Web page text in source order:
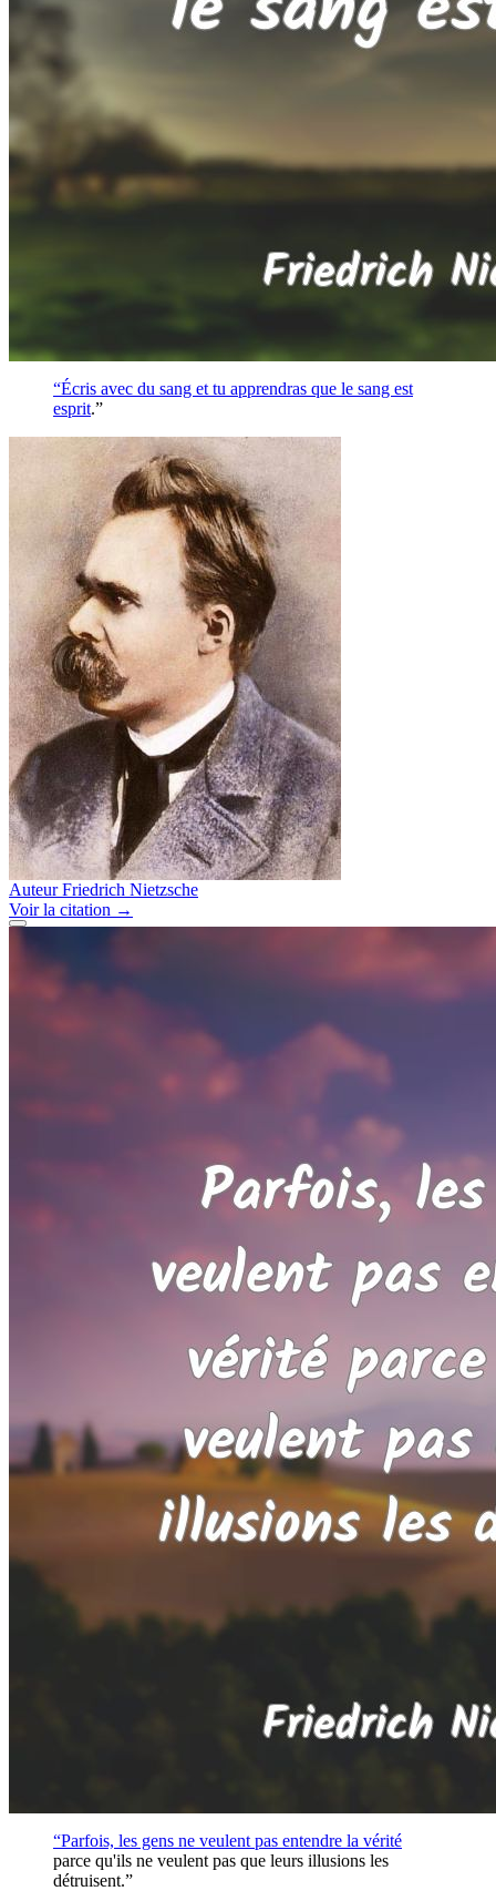
“Écris avec du sang et tu apprendras que le sang est
esprit.”
Auteur Friedrich Nietzsche
Voirla citation →
“Parfois, les gens ne veulent pas entendre la vérité
parce qu'ils ne veulent pas que leurs illusions les
détruisent.”